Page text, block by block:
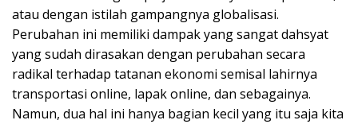
atau dengan istilah gampangnya globalisasi.
Perubahan ini memiliki dampak yang sangat dahsyat
yang sudah dirasakan dengan perubahan secara
radikal terhadap tatanan ekonomi semisal lahirnya
transportasi online, lapak online, dan sebagainya.
Namun, dua hal ini hanya bagian kecil yang itu saja kita